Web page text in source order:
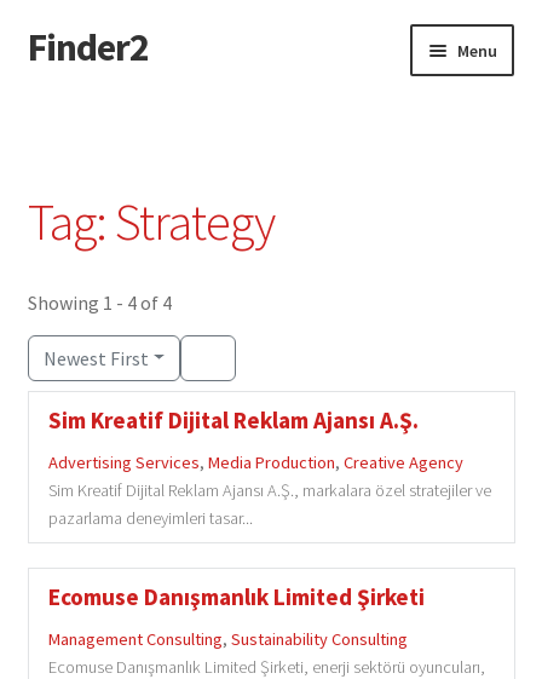
Skip
to
Skip
to
Finder2 Menu
Privacy Policy
Tag: Strategy
Showing 1 - 4 of 4
Newest First
Sim Kreatif Dijital Reklam Ajansı A.Ş.
Advertising Services, Media Production, Creative Agency
Sim Kreatif Dijital Reklam Ajansı A.Ş., markalara özel stratejiler ve
pazarlama deneyimleri tasar...
Ecomuse Danışmanlık Limited Şirketi
Management Consulting, Sustainability Consulting
Ecomuse Danışmanlık Limited Şirketi, enerji sektörü oyuncuları,